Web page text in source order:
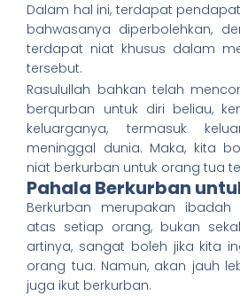
Dalam hal ini, terdapat
bahwasanya diperbolehkan,
terdapat niat khusus dalam
tersebut.
Rasulullah bahkan telah
berqurban untuk diri beliau,
keluarganya, termasuk
meninggal dunia. Maka, kita
niat berkurban untuk orang tua
Pahala Berkurban
Berkurban merupakan
atas setiap orang, bukan
artinya, sangat boleh jika kita
orang tua. Namun, akan jauh
juga ikut berkurban.